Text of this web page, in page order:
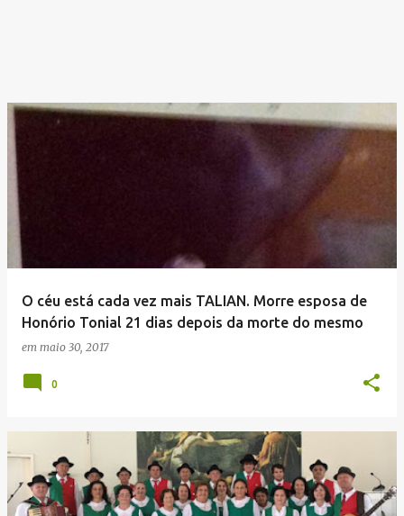
O céu está cada vez mais TALIAN. Morre esposa de
Honório Tonial 21 dias depois da morte do mesmo
em maio 30, 2017
0